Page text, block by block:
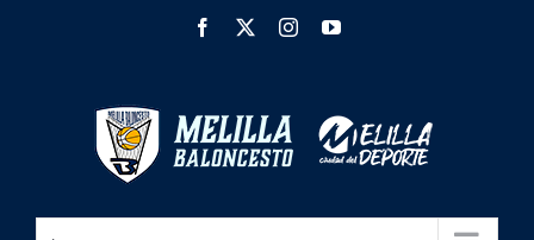
Facebook InstagramYouTube